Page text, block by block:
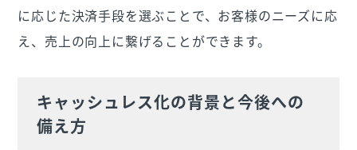
に応じた決済手段を選ぶことで、お客様のニーズに応
え、売上の向上に繋げることができます。
キャッシュレス化の背景と今後への
備え方